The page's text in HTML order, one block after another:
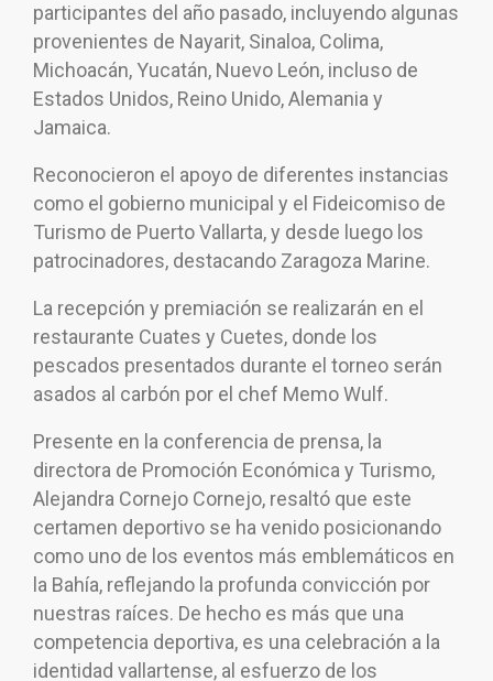
participantes del año pasado, incluyendo algunas
provenientes de Nayarit, Sinaloa, Colima,
Michoacán, Yucatán, Nuevo León, incluso de
Estados Unidos, Reino Unido, Alemania y
Jamaica.
Reconocieron el apoyo de diferentes instancias
como el gobierno municipal y el Fideicomiso de
Turismo de Puerto Vallarta, y desde luego los
patrocinadores, destacando Zaragoza Marine.
La recepción y premiación se realizarán en el
restaurante Cuates y Cuetes, donde los
pescados presentados durante el torneo serán
asados al carbón por el chef Memo Wulf.
Presente en la conferencia de prensa, la
directora de Promoción Económica y Turismo,
Alejandra Cornejo Cornejo, resaltó que este
certamen deportivo se ha venido posicionando
como uno de los eventos más emblemáticos en
la Bahía, reflejando la profunda convicción por
nuestras raíces. De hecho es más que una
competencia deportiva, es una celebración a la
identidad vallartense, al esfuerzo de los